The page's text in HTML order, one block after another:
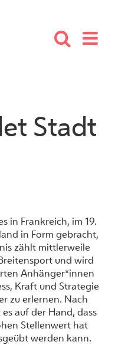
Stadt
in Frankreich, im 19.
in Form gebracht,
zählt mittlerweile
und wird
Anhänger*innen
Kraft und Strategie
zu erlernen. Nach
auf der Hand, dass
Stellenwert hat
werden kann.